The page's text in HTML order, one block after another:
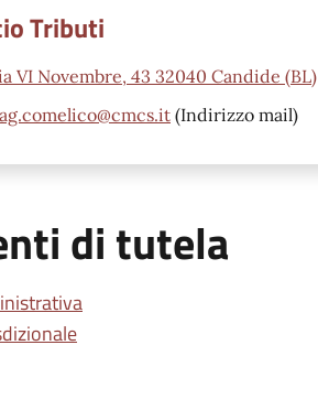
Tributi
VI Novembre, 43 32040 Candide (BL)
(Indirizzo mail)
di tutela